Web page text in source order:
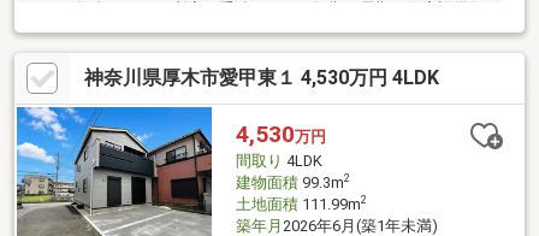
証もそのまま引き継げて安心。（引継ぎにあたり費用が掛かる場
合がございます。）■全館空調「さらぽか」により、家全体をじ
んわりと冷暖し、湿度も自動調整されるため、年中快適な温湿度
を保ちます。カビやダニの発生を抑え、花粉・PM2.5もブロッ
ク。熱中症のリスク軽減にもつながり、ご家族の健康を守る理想
の住環境を実現します。■太陽光パネルと蓄電池を搭載したオー
ル電化仕様で、環境にも家計にも優しい省エネ住宅です
神奈川県厚木市愛甲東１ 4,530万円 4LDK
4,530万円
間取り 4LDK
建物面積99.3m2
土地面積111.99m2
築年月 2026年6月(築1年未満)